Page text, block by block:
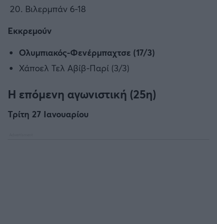
Βιλερμπάν 6-18
Εκκρεμούν
Ολυμπιακός-Φενέρμπαχτσε (17/3)
Χάποελ Τελ Αβίβ-Παρί (3/3)
Η επόμενη αγωνιστική (25η)
Τρίτη 27 Ιανουαρίου